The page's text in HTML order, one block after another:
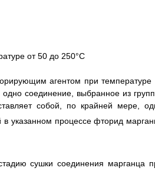
от 50 до 250°С
агентом при температуре
соединение, выбранное из
собой, по крайней мере,
в указанном процессе фторид
сушки соединения марганца